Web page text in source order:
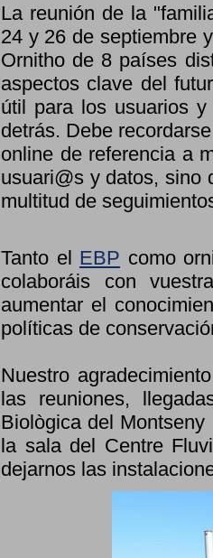
La reunión de la
24 y 26 de septiembre
Ornitho de 8 países
aspectos clave del
útil para los usuarios
detrás. Debe
online de referencia a
usuari@s y datos, sino
multitud de
Tanto el EBP como
colaboráis con
aumentar el
políticas de
Nuestro
las reuniones,
Biològica del
la sala del Centre
dejarnos las